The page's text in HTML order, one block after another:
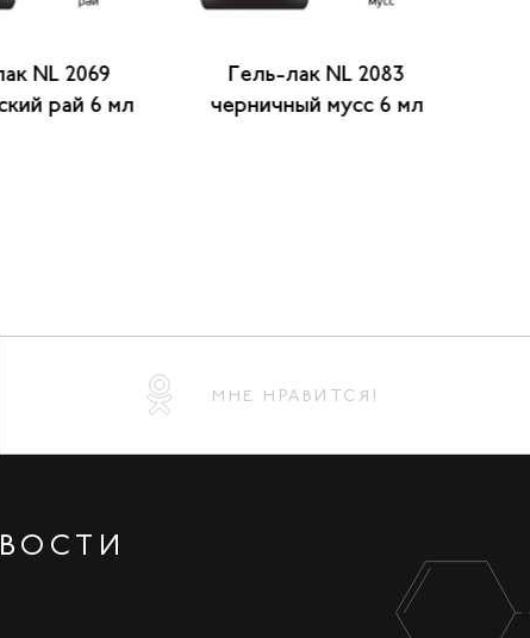
NL 2069
рай 6 мл
Гель-лак NL 2083
черничный мусс 6 мл
МНЕ НРАВИТСЯ!